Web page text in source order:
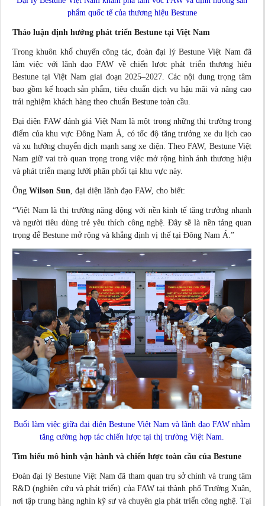
phẩm quốc tế của thương hiệu Bestune
Thảo luận định hướng phát triển Bestune tại Việt Nam
Trong khuôn khổ chuyến công tác, đoàn đại lý Bestune Việt Nam đã
làm việc với lãnh đạo FAW về chiến lược phát triển thương hiệu
Bestune tại Việt Nam giai đoạn 2025–2027. Các nội dung trọng tâm
bao gồm kế hoạch sản phẩm, tiêu chuẩn dịch vụ hậu mãi và nâng cao
trải nghiệm khách hàng theo chuẩn Bestune toàn cầu.
Đại diện FAW đánh giá Việt Nam là một trong những thị trường trọng
điểm của khu vực Đông Nam Á, có tốc độ tăng trưởng xe du lịch cao
và xu hướng chuyển dịch mạnh sang xe điện. Theo FAW, Bestune Việt
Nam giữ vai trò quan trọng trong việc mở rộng hình ảnh thương hiệu
và phát triển mạng lưới phân phối tại khu vực này.
Ông Wilson Sun, đại diện lãnh đạo FAW, cho biết:
“Việt Nam là thị trường năng động với nềnkinh tếtăng trưởng nhanh
và ngườitiêu dùngtrẻ yêu thích công nghệ. Đây sẽ là nền tảng quan
trọng để Bestune mở rộng và khẳng định vị thế tại Đông Nam Á.”
Buổi làm việc giữa đại diện Bestune Việt Nam và lãnh đạo FAW nhằm
tăng cường hợp tác chiến lược tại thị trường Việt Nam.
Tìm hiểu mô hình vận hành và chiến lược toàn cầu của Bestune
Đoàn đại lý Bestune Việt Nam đã tham quan trụ sở chính và trung tâm
R&D (nghiên cứu và phát triển) của FAW tại thành phố Trường Xuân,
nơi tập trung hàng nghìn kỹ sư và chuyên gia phát triển công nghệ. Tại